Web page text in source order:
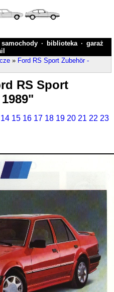
samochody · biblioteka · garaż
» Ford RS Sport Zubehör -
RS Sport
14 15 16 17 18 19 20 21 22 23